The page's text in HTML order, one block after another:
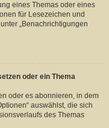
eines Themas oder eines
für Lesezeichen und
„Benachrichtigungen
oder ein Thema
oder es abonnieren, in dem
auswählst, die sich
des Themas